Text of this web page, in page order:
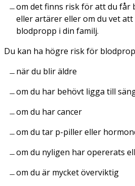
om det finns risk för att du får
eller artärer eller om du vet
blodpropp i din familj.
Du kan ha högre risk för
när du blir äldre
om du har behövt ligga till
om du har cancer
om du tar p-piller eller
om du nyligen har opererats
om du är mycket överviktig